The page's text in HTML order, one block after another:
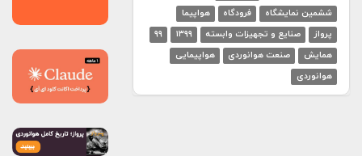
ششمین نمایشگاه
فرودگاه
هواپیما
پرواز
صنایع و تجهیزات وابسته ۱۳۹۹
۹۹
همایش
صنعت هوانوردی
هواپیمایی
هوانوردی